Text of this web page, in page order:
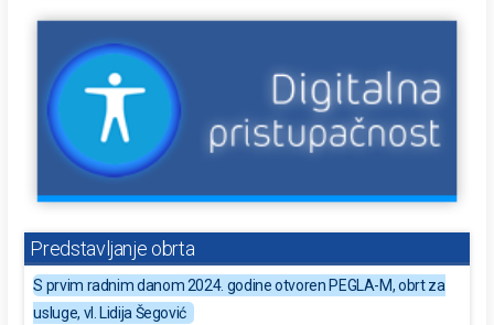
Predstavljanje obrta
S prvim radnim danom 2024. godine otvoren PEGLA-M, obrt za
usluge, vl. Lidija Šegović